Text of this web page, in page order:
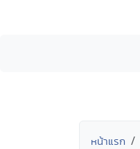
หน้าแรก